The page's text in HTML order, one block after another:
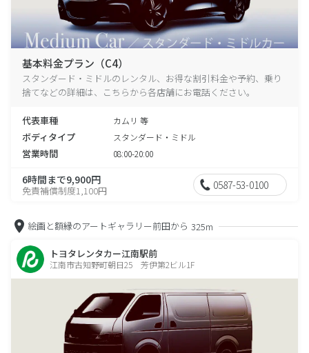
基本料金プラン（C4）
スタンダード・ミドルのレンタル、お得な割引料金や予約、乗り
捨てなどの詳細は、こちらから各店舗にお電話ください。
代表車種 カムリ 等
ボディタイプ スタンダード・ミドル
営業時間 08:00-20:00
6時間まで9,900円
免責補償制度1,100円 0587-53-0100
絵画と額縁のアートギャラリー前田から 325m
トヨタレンタカー江南駅前
江南市古知野町朝日25 芳伊第2ビル1F